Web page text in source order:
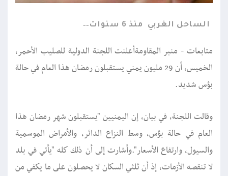
الساحل الغربي منذ 6 سنوات
متابعات - منبر المقاومةأعلنت اللجنة الدولية للصليب الأحمر،
الخميس، أن 29 مليون يمني يستقبلون رمضان هذا العام في حالة
بؤس شديد.
وقالت اللجنة، في بيان، إن اليمنيين "يستقبلون شهر رمضان هذا
العام في حالة بؤس، وسط النزاع الدائر، والأمراض الموسمية
والسيول، وارتفاع الأسعار".وأشارت إلى أن ذلك كله "يأتي في بلد
لا تنقصه الأزمات، إذ أن ثلثي السكان لا يحصلون على ما يكفي من